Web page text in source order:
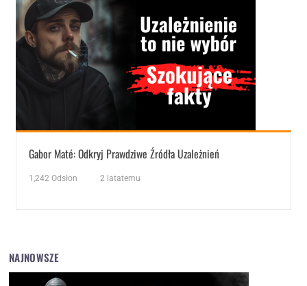
Gabor Maté: Odkryj Prawdziwe Źródła Uzależnień
1,242 Odsłon 2 latatemu
NAJNOWSZE